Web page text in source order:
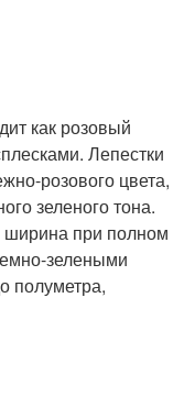
как розовый
Лепестки
розового цвета,
зеленого тона.
ширина при полном
зелеными
полуметра,